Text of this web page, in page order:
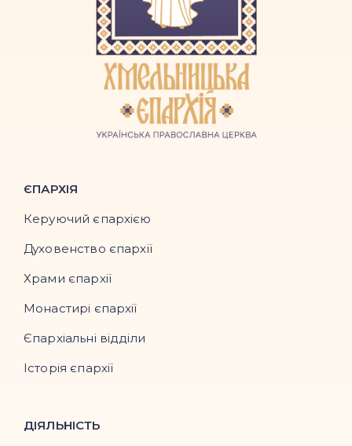
ЄПАРХІЯ
Керуючий єпархією
Духовенство єпархії
Храми єпархії
Монастирі єпархії
Єпархіальні відділи
Історія єпархії
ДІЯЛЬНІСТЬ